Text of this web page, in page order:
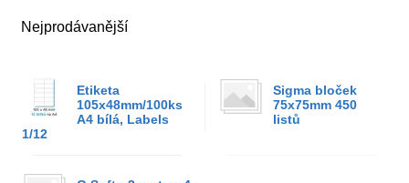
Nejprodávanější
Etiketa
105x48mm/100ks
A4 bílá, Labels
1/12
Sigma bloček
75x75mm 450
listů